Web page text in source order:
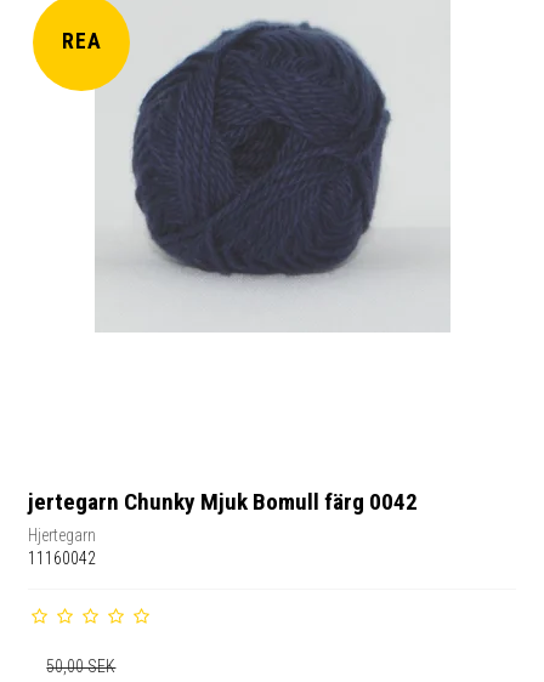
REA
jertegarn Chunky Mjuk Bomull färg 0042
Hjertegarn
11160042
50,00 SEK